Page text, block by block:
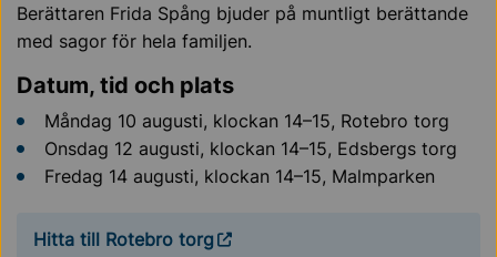
Berättaren Frida Spång bjuder på muntligt berättande
med sagor för hela familjen.
Datum, tid och plats
Måndag 10 augusti, klockan 14–15, Rotebro torg
Onsdag 12 augusti, klockan 14–15, Edsbergs torg
Fredag 14 augusti, klockan 14–15, Malmparken
Hitta till Rotebro torg